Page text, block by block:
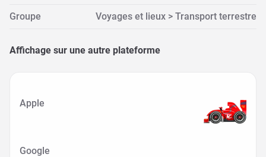
Groupe Voyages et lieux > Transport terrestre
Affichage sur une autre plateforme
Apple
Google